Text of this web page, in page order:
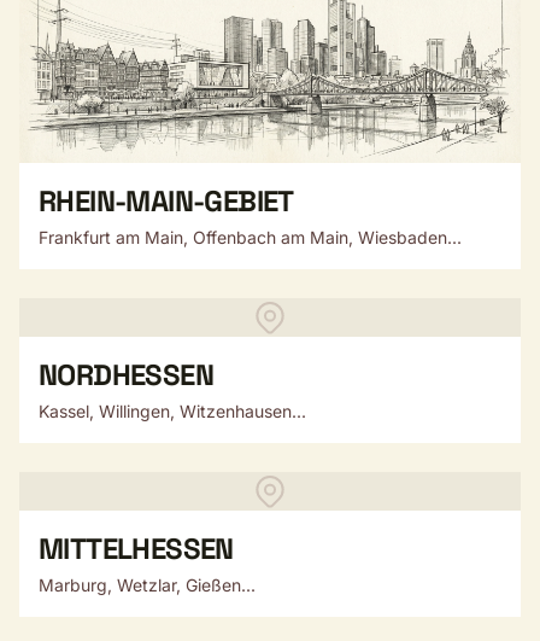
RHEIN-MAIN-GEBIET
Frankfurt am Main, Offenbach am Main, Wiesbaden...
NORDHESSEN
Kassel, Willingen, Witzenhausen...
MITTELHESSEN
Marburg, Wetzlar, Gießen...